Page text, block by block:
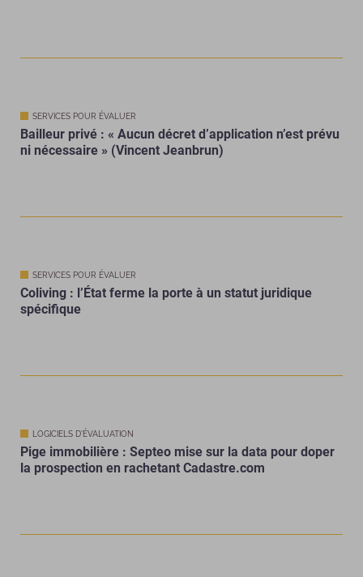
SERVICES POUR ÉVALUER
Bailleur privé : « Aucun décret d’application n’est prévu
ni nécessaire » (Vincent Jeanbrun)
SERVICES POUR ÉVALUER
Coliving : l’État ferme la porte à un statut juridique
spécifique
LOGICIELS D'ÉVALUATION
Pige immobilière : Septeo mise sur la data pour doper
la prospection en rachetant Cadastre.com